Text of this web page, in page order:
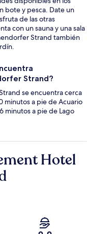
bote y pesca. Date un
de las otras
con un sauna y una sala
Strand también
Strand?
se encuentra cerca
minutos a pie de Acuario
minutos a pie de Lago
Hotel